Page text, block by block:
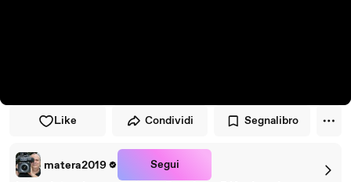
Like Condividi Segnalibro
matera2019 Segui